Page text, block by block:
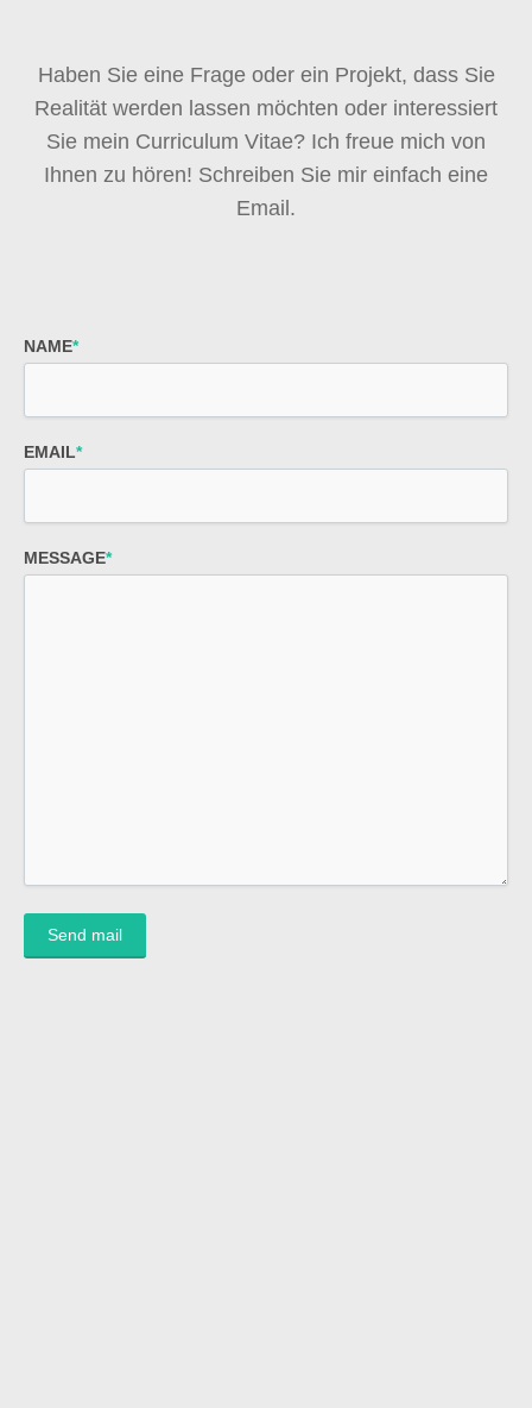
Haben Sie eine Frage oder ein Projekt, dass Sie
Realität werden lassen möchten oder interessiert
Sie mein Curriculum Vitae? Ich freue mich von
Ihnen zu hören! Schreiben Sie mir einfach eine
Email.
NAME*
EMAIL*
MESSAGE*